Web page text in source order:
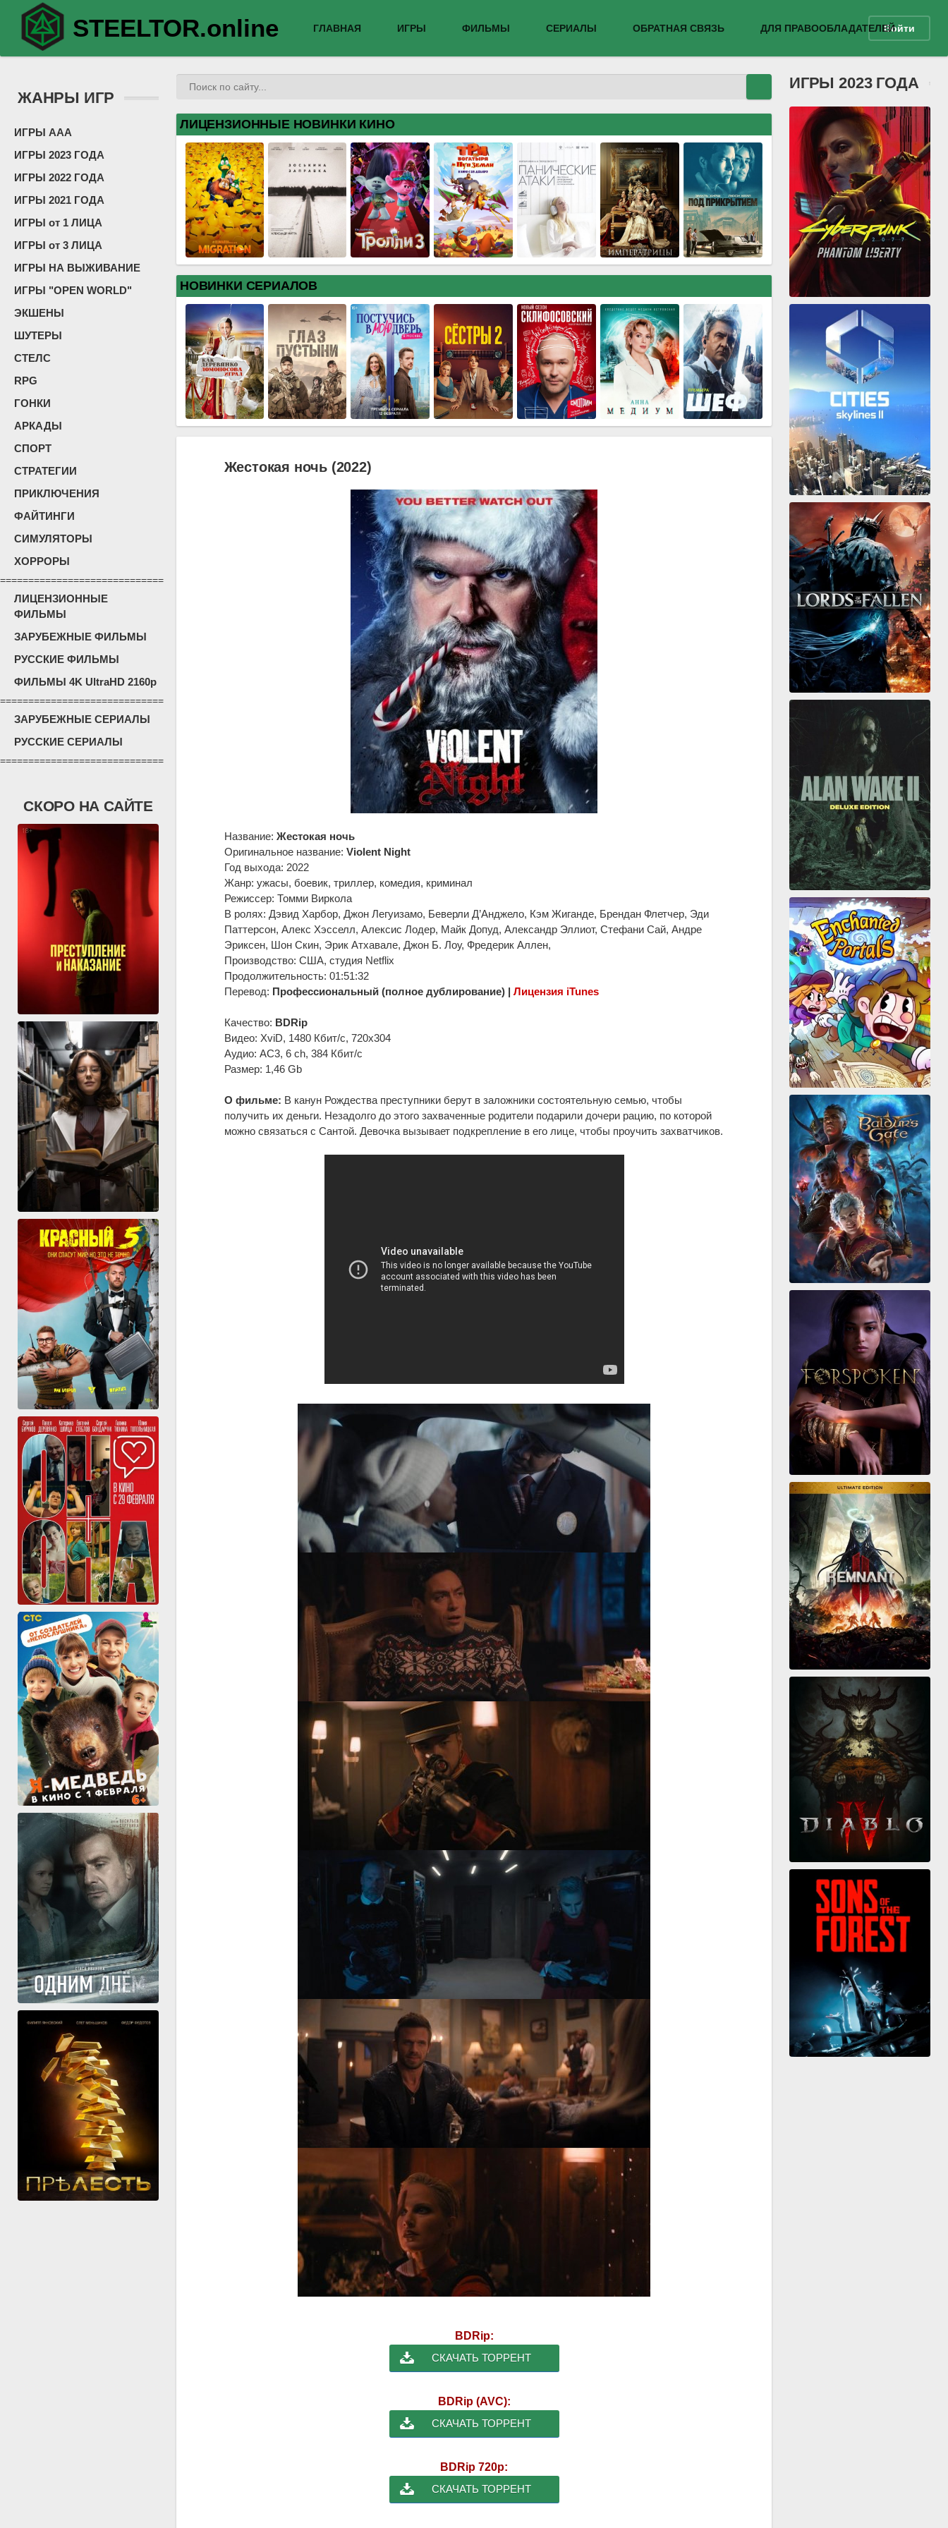
STEELTOR.online ГЛАВНАЯ ИГРЫ ФИЛЬМЫ СЕРИАЛЫ ОБРАТНАЯ СВЯЗЬ ДЛЯ ПРАВООБЛАДАТЕЛЕЙВойти
ЖАНРЫ ИГР
ИГРЫ ААА
ИГРЫ 2023 ГОДА
ИГРЫ 2022 ГОДА
ИГРЫ 2021 ГОДА
ИГРЫ от 1 ЛИЦА
ИГРЫ от 3 ЛИЦА
ИГРЫ НА ВЫЖИВАНИЕ
ИГРЫ "OPEN WORLD"
ЭКШЕНЫ
ШУТЕРЫ
СТЕЛС
RPG
ГОНКИ
АРКАДЫ
СПОРТ
СТРАТЕГИИ
ПРИКЛЮЧЕНИЯ
ФАЙТИНГИ
СИМУЛЯТОРЫ
ХОРРОРЫ
=============================
ЛИЦЕНЗИОННЫЕ
ФИЛЬМЫ
ЗАРУБЕЖНЫЕ ФИЛЬМЫ
РУССКИЕ ФИЛЬМЫ
ФИЛЬМЫ 4K UltraHD 2160p
=============================
ЗАРУБЕЖНЫЕ СЕРИАЛЫ
РУССКИЕ СЕРИАЛЫ
=============================
СКОРО НА САЙТЕ
ЛИЦЕНЗИОННЫЕ НОВИНКИ КИНО
НОВИНКИ СЕРИАЛОВ
Жестокая ночь (2022)
Название: Жестокая ночь
Оригинальное название: Violent Night
Год выхода: 2022
Жанр: ужасы, боевик, триллер, комедия, криминал
Режиссер: Томми Виркола
В ролях: Дэвид Харбор, Джон Легуизамо, Беверли Д’Анджело, Кэм Жиганде, Брендан Флетчер, Эди
Паттерсон, Алекс Хэсселл, Алексис Лодер, Майк Допуд, Александр Эллиот, Стефани Сай, Андре
Эриксен, Шон Скин, Эрик Атхавале, Джон Б. Лоу, Фредерик Аллен,
Производство: США, студия Netflix
Продолжительность: 01:51:32
Перевод: Профессиональный (полное дублирование) | Лицензия iTunes
Качество: BDRip
Видео: XviD, 1480 Кбит/с, 720x304
Аудио: AC3, 6 ch, 384 Кбит/с
Размер: 1,46 Gb
О фильме: В канун Рождества преступники берут в заложники состоятельную семью, чтобы
получить их деньги. Незадолго до этого захваченные родители подарили дочери рацию, по которой
можно связаться с Сантой. Девочка вызывает подкрепление в его лице, чтобы проучить захватчиков.
BDRip:
СКАЧАТЬ ТОРРЕНТ
BDRip (AVC):
СКАЧАТЬ ТОРРЕНТ
BDRip 720p:
СКАЧАТЬ ТОРРЕНТ
ИГРЫ 2023 ГОДА